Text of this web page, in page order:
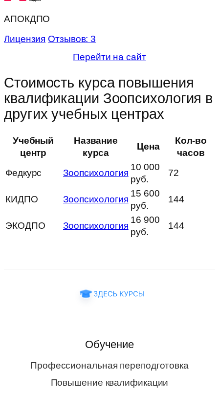
АПОКДПО
Лицензия Отзывов: 3
Перейти на сайт
Стоимость курса повышения
квалификации Зоопсихология в
других учебных центрах
Учебный
центр
Название
курса
Цена
Кол-во
часов
Федкурс
Зоопсихология
10 000
руб.
72
КИДПО Зоопсихология
15 600
руб.
144
ЭКОДПО Зоопсихология
16 900
руб.
144
Обучение
Профессиональная переподготовка
Повышение квалификации